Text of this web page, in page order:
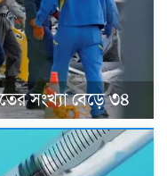
সংখ্যা বেড়ে ৩৪